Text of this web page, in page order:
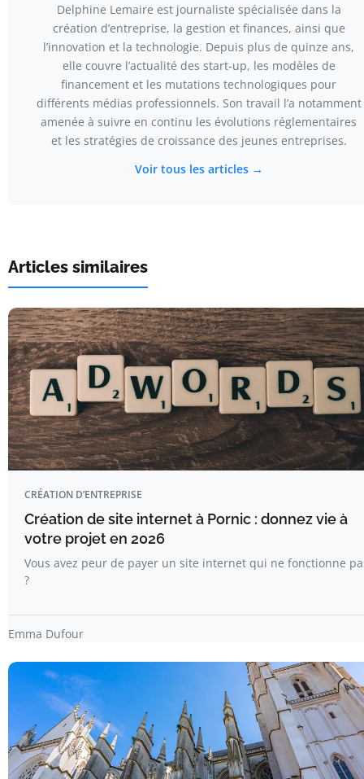
Delphine Lemaire est journaliste spécialisée dans la
création d’entreprise, la gestion et finances, ainsi que
l’innovation et la technologie. Depuis plus de quinze ans,
elle couvre l’actualité des start-up, les modèles de
financement et les mutations technologiques pour
différents médias professionnels. Son travail l’a notamment
amenée à suivre en continu les évolutions réglementaires
et les stratégies de croissance des jeunes entreprises.
Voir tous les articles →
Articles similaires
CRÉATION D’ENTREPRISE
Création de site internet à Pornic : donnez vie à
votre projet en 2026
Vous avez peur de payer un site internet qui ne fonctionne
?
Emma Dufour